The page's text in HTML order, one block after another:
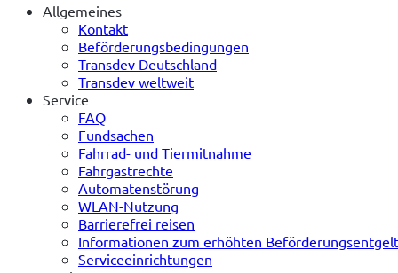
Allgemeines
Kontakt
Beförderungsbedingungen
Transdev Deutschland
Transdev weltweit
Service
FAQ
Fundsachen
Fahrrad- und Tiermitnahme
Fahrgastrechte
Automatenstörung
WLAN-Nutzung
Barrierefrei reisen
Informationen zum erhöhten Beförderungsentgelt
Serviceeinrichtungen